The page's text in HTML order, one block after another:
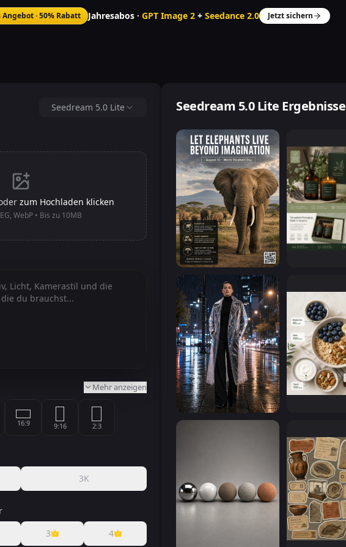
· 50% Rabatt Jahresabos · GPT Image 2+ Seedance 2.0 Jetzt sichern
Seedream 5.0 Lite
zum Hochladen klicken
WebP • Bis zu 10MB
Mehr anzeigen
16:9 9:16 2:3
3K
3 4
Seedream 5.0 Lite Ergebnisse